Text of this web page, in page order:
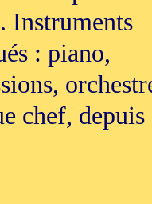
Instruments
: piano,
chef, depuis